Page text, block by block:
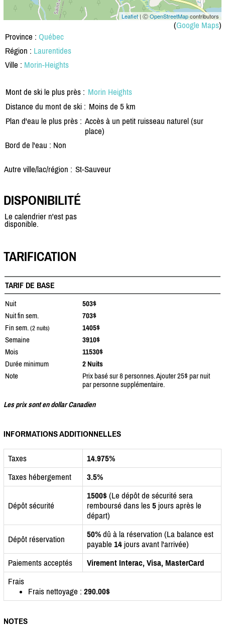
Leaflet| ⒸOpenStreetMapcontributors
(Google Maps)
Province : Québec
Région : Laurentides
Ville : Morin-Heights
Mont de ski le plus près : Morin Heights
Distance du mont de ski : Moins de 5 km
Plan d'eau le plus près : Accès à un petit ruisseau naturel (sur
place)
Bord de l'eau : Non
Autre ville/lac/région : St-Sauveur
DISPONIBILITÉ
Le calendrier n'est pas
disponible.
TARIFICATION
TARIF DE BASE
Nuit
503$
Nuit fin sem.
703$
Fin sem. (2 nuits)
1405$
Semaine
3910$
Mois
11530$
Durée minimum
2 Nuits
Note
Prix basé sur 8 personnes. Ajouter 25$ par nuit
par personne supplémentaire.
Les prix sont en dollar Canadien
INFORMATIONS ADDITIONNELLES
Taxes
14.975%
Taxes hébergement
3.5%
Dépôt sécurité
1500$ (Le dépôt de sécurité sera
remboursé dans les 5 jours après le
départ)
Dépôt réservation 50% dû à la réservation (La balance est
payable 14 jours avant l'arrivée)
Paiements acceptés
Virement Interac, Visa, MasterCard
Frais
Frais nettoyage : 290.00$
NOTES